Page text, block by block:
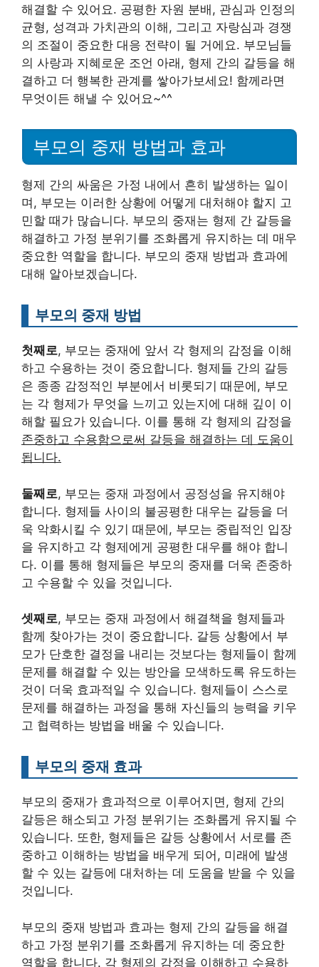
해결할 수 있어요. 공평한 자원 분배, 관심과 인정의
균형, 성격과 가치관의 이해, 그리고 자랑심과 경쟁
의 조절이 중요한 대응 전략이 될 거에요. 부모님들
의 사랑과 지혜로운 조언 아래, 형제 간의 갈등을 해
결하고 더 행복한 관계를 쌓아가보세요! 함께라면
무엇이든 해낼 수 있어요~^^
부모의 중재 방법과 효과
형제 간의 싸움은 가정 내에서 흔히 발생하는 일이
며, 부모는 이러한 상황에 어떻게 대처해야 할지 고
민할 때가 많습니다. 부모의 중재는 형제 간 갈등을
해결하고 가정 분위기를 조화롭게 유지하는 데 매우
중요한 역할을 합니다. 부모의 중재 방법과 효과에
대해 알아보겠습니다.
부모의 중재 방법
첫째로, 부모는 중재에 앞서 각 형제의 감정을 이해
하고 수용하는 것이 중요합니다. 형제들 간의 갈등
은 종종 감정적인 부분에서 비롯되기 때문에, 부모
는 각 형제가 무엇을 느끼고 있는지에 대해 깊이 이
해할 필요가 있습니다. 이를 통해 각 형제의 감정을
존중하고 수용함으로써 갈등을 해결하는 데 도움이
됩니다.
둘째로, 부모는 중재 과정에서 공정성을 유지해야
합니다. 형제들 사이의 불공평한 대우는 갈등을 더
욱 악화시킬 수 있기 때문에, 부모는 중립적인 입장
을 유지하고 각 형제에게 공평한 대우를 해야 합니
다. 이를 통해 형제들은 부모의 중재를 더욱 존중하
고 수용할 수 있을 것입니다.
셋째로, 부모는 중재 과정에서 해결책을 형제들과
함께 찾아가는 것이 중요합니다. 갈등 상황에서 부
모가 단호한 결정을 내리는 것보다는 형제들이 함께
문제를 해결할 수 있는 방안을 모색하도록 유도하는
것이 더욱 효과적일 수 있습니다. 형제들이 스스로
문제를 해결하는 과정을 통해 자신들의 능력을 키우
고 협력하는 방법을 배울 수 있습니다.
부모의 중재 효과
부모의 중재가 효과적으로 이루어지면, 형제 간의
갈등은 해소되고 가정 분위기는 조화롭게 유지될 수
있습니다. 또한, 형제들은 갈등 상황에서 서로를 존
중하고 이해하는 방법을 배우게 되어, 미래에 발생
할 수 있는 갈등에 대처하는 데 도움을 받을 수 있을
것입니다.
부모의 중재 방법과 효과는 형제 간의 갈등을 해결
하고 가정 분위기를 조화롭게 유지하는 데 중요한
역할을 합니다. 각 형제의 감정을 이해하고 수용하